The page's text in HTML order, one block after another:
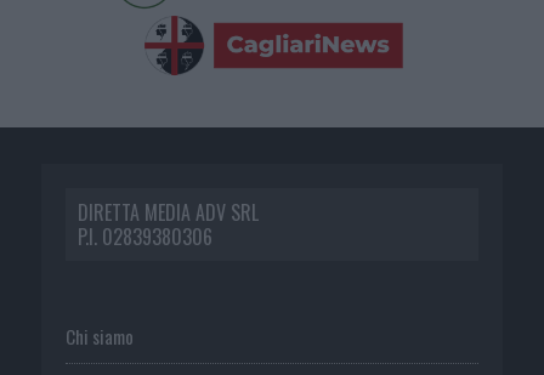
DIRETTA MEDIA ADV SRL
P.I. 02839380306
Chi siamo